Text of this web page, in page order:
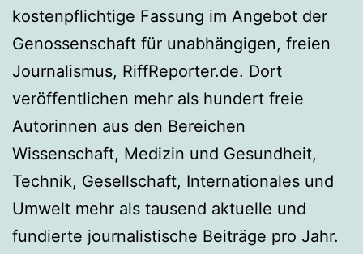
kostenpflichtige Fassung im Angebot der
Genossenschaft für unabhängigen, freien
Journalismus, RiffReporter.de. Dort
veröffentlichen mehr als hundert freie
Autorinnen aus den Bereichen
Wissenschaft, Medizin und Gesundheit,
Technik, Gesellschaft, Internationales und
Umwelt mehr als tausend aktuelle und
fundierte journalistische Beiträge pro Jahr.